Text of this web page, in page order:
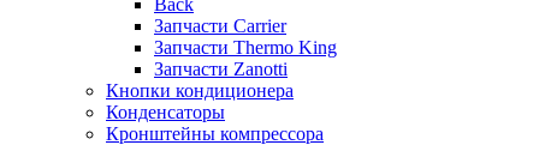
Запчасти Carrier
Запчасти Thermo King
Запчасти Zanotti
Кнопки кондиционера
Конденсаторы
Кронштейны компрессора